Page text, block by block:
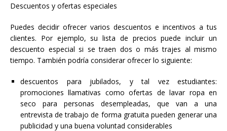
Descuentos y ofertas especiales
Puedes decidir ofrecer varios descuentos e incentivos a tus
clientes. Por ejemplo, su lista de precios puede incluir un
descuento especial si se traen dos o más trajes al mismo
tiempo. También podría considerar ofrecer lo siguiente:
descuentos para jubilados, y tal vez estudiantes:
promociones llamativas como ofertas de lavar ropa en
seco para personas desempleadas, que van a una
entrevista de trabajo de forma gratuita pueden generar una
publicidad y una buena voluntad considerables